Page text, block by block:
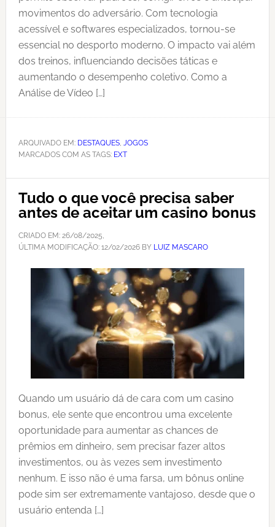
movimentos do adversário. Com tecnologia
acessível e softwares especializados, tornou-se
essencial no desporto moderno. O impacto vai além
dos treinos, influenciando decisões táticas e
aumentando o desempenho coletivo. Como a
Análise de Vídeo […]
ARQUIVADO EM: DESTAQUES, JOGOS
MARCADOS COM AS TAGS: EXT
Tudo o que você precisa saber
antes de aceitar um casino bonus
CRIADO EM: 26/08/2025,
ÚLTIMA MODIFICAÇÃO: 12/02/2026BY LUIZ MASCARO
Quando um usuário dá de cara com um casino
bonus, ele sente que encontrou uma excelente
oportunidade para aumentar as chances de
prêmios em dinheiro, sem precisar fazer altos
investimentos, ou às vezes sem investimento
nenhum. E isso não é uma farsa, um bônus online
pode sim ser extremamente vantajoso, desde que o
usuário entenda […]